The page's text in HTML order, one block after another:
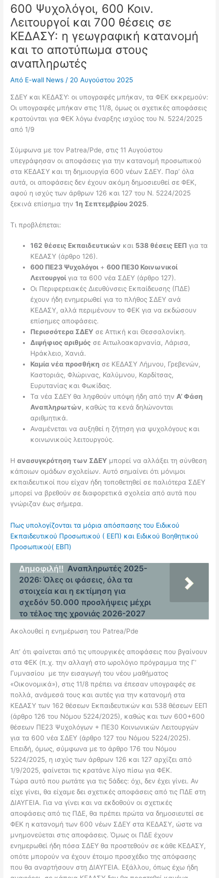
600 Ψυχολόγοι, 600 Κοιν.
Λειτουργοί και 700 θέσεις σε
ΚΕΔΑΣΥ: η γεωγραφική κατανομή
και το αποτύπωμα στους
αναπληρωτές
Από E-wall News / 20 Αυγούστου 2025
ΣΔΕΥ και ΚΕΔΑΣΥ: οι υπογραφές μπήκαν, τα ΦΕΚ εκκρεμούν:
Οι υπογραφές μπήκαν στις 11/8, όμως οι σχετικές αποφάσεις
κρατούνται για ΦΕΚ λόγω έναρξης ισχύος του Ν. 5224/2025
από 1/9
Σύμφωνα με τον Patrea/Pde, στις 11 Αυγούστου
υπεγράφησαν οι αποφάσεις για την κατανομή προσωπικού
στα ΚΕΔΑΣΥ και τη δημιουργία 600 νέων ΣΔΕΥ. Παρ’ όλα
αυτά, οι αποφάσεις δεν έχουν ακόμη δημοσιευθεί σε ΦΕΚ,
αφού η ισχύς των άρθρων 126 και 127 του Ν. 5224/2025
ξεκινά επίσημα την1η Σεπτεμβρίου 2025.
Τι προβλέπεται:
162 θέσεις Εκπαιδευτικών και 538 θέσεις ΕΕΠ για τα
ΚΕΔΑΣΥ (άρθρο 126).
600 ΠΕ23 Ψυχολόγοι+600 ΠΕ30 Κοινωνικοί
Λειτουργοίγια τα 600 νέα ΣΔΕΥ (άρθρο 127).
Οι Περιφερειακές Διευθύνσεις Εκπαίδευσης (ΠΔΕ)
έχουν ήδη ενημερωθεί για το πλήθος ΣΔΕΥ ανά
ΚΕΔΑΣΥ, αλλά περιμένουν το ΦΕΚ για να εκδώσουν
επίσημες αποφάσεις.
Περισσότερα ΣΔΕΥ σε Αττική και Θεσσαλονίκη.
Διψήφιος αριθμός σε Αιτωλοακαρνανία, Λάρισα,
Ηράκλειο, Χανιά.
Καμία νέα προσθήκη σε ΚΕΔΑΣΥ Λήμνου, Γρεβενών,
Καστοριάς, Φλώρινας, Καλύμνου, Καρδίτσας,
Ευρυτανίας και Φωκίδας.
Τα νέα ΣΔΕΥ θα ληφθούν υπόψη ήδη από τηνΑ’ Φάση
Αναπληρωτών, καθώς τα κενά δηλώνονται
αριθμητικά.
Αναμένεται να αυξηθεί η ζήτηση για ψυχολόγους και
κοινωνικούς λειτουργούς.
Ηανασυγκρότηση των ΣΔΕΥ μπορεί να αλλάξει τη σύνθεση
κάποιων ομάδων σχολείων. Αυτό σημαίνει ότι μόνιμοι
εκπαιδευτικοί που είχαν ήδη τοποθετηθεί σε παλιότερα ΣΔΕΥ
μπορεί να βρεθούν σε διαφορετικά σχολεία από αυτά που
γνώριζαν έως σήμερα.
Πως υπολογίζονται τα μόρια απόσπασης του Ειδικού
Εκπαιδευτικού Προσωπικού ( ΕΕΠ) και Ειδικού Βοηθητικού
Προσωπικού( ΕΒΠ)
Δημοφιλή!! Αναπληρωτές 2025-
2026: Όλες οι φάσεις, όλα τα
στοιχεία και η εκτίμηση για
σχεδόν 50.000 προσλήψεις μέχρι
το τέλος της χρονιάς 2026-2027
Ακολουθεί η ενημέρωση του Patrea/Pde
Απ’ ότι φαίνεται από τις υπουργικές αποφάσεις που βγαίνουν
στα ΦΕΚ (π.χ. την αλλαγή στο ωρολόγιο πρόγραμμα της Γ’
Γυμνασίου με την εισαγωγή του νέου μαθήματος
«Οικονομικά»), στις 11/8 πρέπει να έπεσαν υπογραφές σε
πολλά, ανάμεσά τους και αυτές για την κατανομή στα
ΚΕΔΑΣΥ των 162 θέσεων Εκπαιδευτικών και 538 θέσεων ΕΕΠ
(άρθρο 126 του Νόμου 5224/2025), καθώς και των 600+600
θέσεων ΠΕ23 Ψυχολόγων + ΠΕ30 Κοινωνικών Λειτουργών
για τα 600 νέα ΣΔΕΥ (άρθρο 127 του Νόμου 5224/2025).
Επειδή, όμως, σύμφωνα με το άρθρο 176 του Νόμου
5224/2025, η ισχύς των άρθρων 126 και 127 αρχίζει από
1/9/2025, φαίνεται τις κρατάνε λίγο πίσω για ΦΕΚ.
Τώρα αυτό που ρωτάτε για τις 5άδες: όχι, δεν έχει γίνει. Αν
είχε γίνει, θα είχαμε δει σχετικές αποφάσεις από τις ΠΔΕ στη
ΔΙΑΥΓΕΙΑ. Για να γίνει και να εκδοθούν οι σχετικές
αποφάσεις από τις ΠΔΕ, θα πρέπει πρώτα να δημοσιευτεί σε
ΦΕΚ η κατανομή των 600 νέων ΣΔΕΥ στα ΚΕΔΑΣΥ, ώστε να
μνημονεύεται στις αποφάσεις. Όμως οι ΠΔΕ έχουν
ενημερωθεί ήδη πόσα ΣΔΕΥ θα προστεθούν σε κάθε ΚΕΔΑΣΥ,
οπότε μπορούν να έχουν έτοιμο προσχέδιο της απόφασης
που θα αναρτήσουν στη ΔΙΑΥΓΕΙΑ. Εξάλλου, όπως έχω ήδη